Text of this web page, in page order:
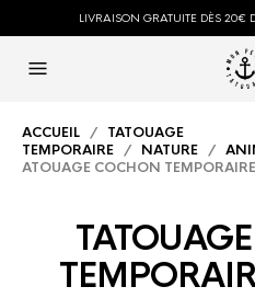
LIVRAISON GRATUITE DÈS 20€
ACCUEIL / TATOUAGE
TEMPORAIRE / NATURE /
ATOUAGE COCHON